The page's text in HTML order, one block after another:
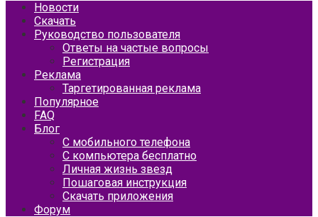
Новости
Скачать
Руководство пользователя
Ответы на частые вопросы
Регистрация
Реклама
Таргетированная реклама
Популярное
FAQ
Блог
С мобильного телефона
С компьютера бесплатно
Личная жизнь звезд
Пошаговая инструкция
Скачать приложения
Форум